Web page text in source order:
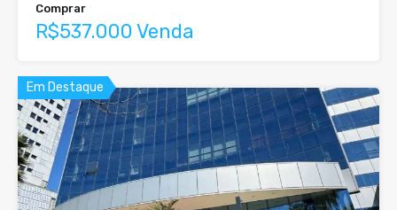
Comprar
R$537.000 Venda
Em Destaque